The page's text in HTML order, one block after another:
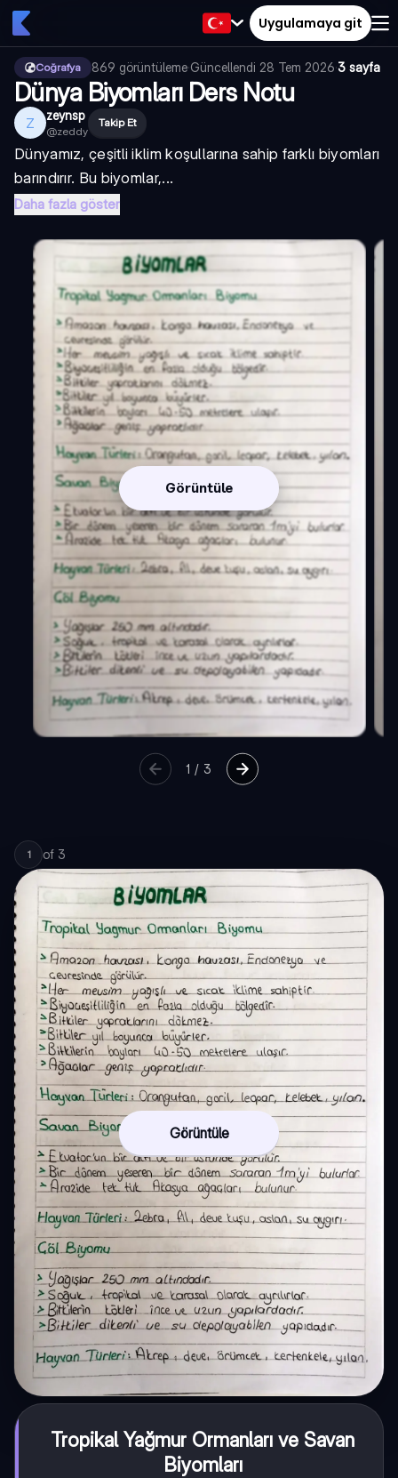
Uygulamaya git
Coğrafya 869 görüntüleme·Güncellendi 28 Tem 2026·3 sayfa
Dünya Biyomları Ders Notu
Z zeynsp
@zeddy
Takip Et
Dünyamız, çeşitli iklim koşullarına sahip farklı biyomları
barındırır. Bu biyomlar,...
Daha fazla göster
Görüntüle
1 / 3
1 of 3
Görüntüle
Tropikal Yağmur Ormanları ve Savan
Biyomları